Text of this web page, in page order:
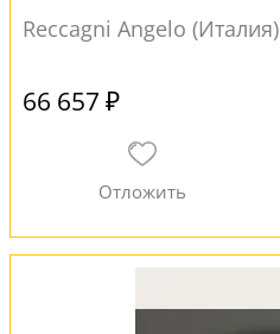
Reccagni Angelo (Италия)
66 657 ₽